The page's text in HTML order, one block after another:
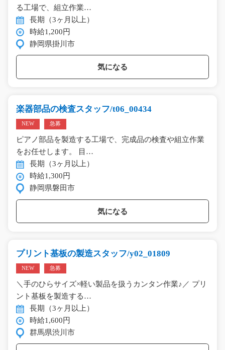
る工場で、組立作業…
長期（3ヶ月以上）
時給1,200円
静岡県掛川市
気になる
楽器部品の検査スタッフ/t06_00434
NEW 急募
ピアノ部品を製造する工場で、完成品の検査や組立作業
をお任せします。 目…
長期（3ヶ月以上）
時給1,300円
静岡県磐田市
気になる
プリント基板の製造スタッフ/y02_01809
NEW 急募
＼手のひらサイズ×軽い製品を扱うカンタン作業♪／ プリ
ント基板を製造する…
長期（3ヶ月以上）
時給1,600円
群馬県渋川市